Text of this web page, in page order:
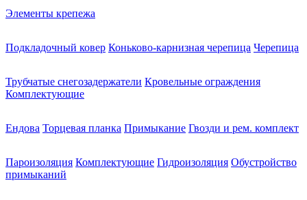
Элементы крепежа
Подкладочный ковер Коньково-карнизная черепица Черепица
Трубчатые снегозадержатели Кровельные ограждения
Комплектующие
Ендова Торцевая планка Примыкание Гвозди и рем. комплект
Пароизоляция Комплектующие Гидроизоляция Обустройство
примыканий